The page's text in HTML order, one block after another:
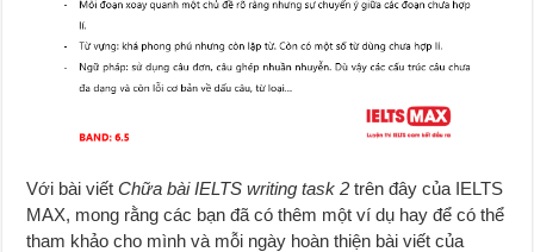
Với bài viếtChữa bài IELTS writing task 2 trên đây của IELTS
MAX, mong rằng các bạn đã có thêm một ví dụ hay để có thể
tham khảo cho mình và mỗi ngày hoàn thiện bài viết của